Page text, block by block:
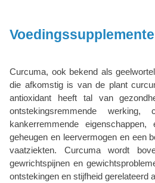
Curcuma, ook bekend als
die afkomstig is van de plant
antioxidant heeft tal van
ontstekingsremmende werking,
kankerremmende
geheugen en leervermogen en een
vaatziekten. Curcuma wordt
gewrichtspijnen en
ontstekingen en stijfheid gerelateerd